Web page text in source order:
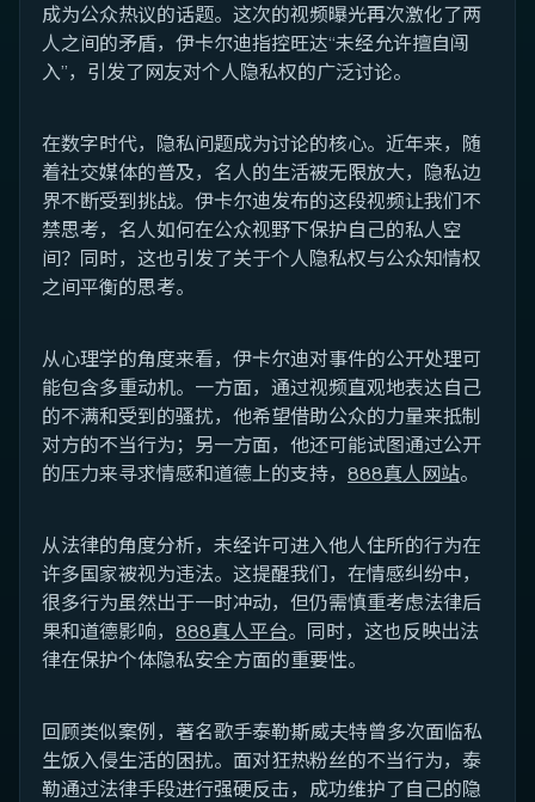
成为公众热议的话题。这次的视频曝光再次激化了两
人之间的矛盾，伊卡尔迪指控旺达“未经允许擅自闯
入”，引发了网友对个人隐私权的广泛讨论。
在数字时代，隐私问题成为讨论的核心。近年来，随
着社交媒体的普及，名人的生活被无限放大，隐私边
界不断受到挑战。伊卡尔迪发布的这段视频让我们不
禁思考，名人如何在公众视野下保护自己的私人空
间？同时，这也引发了关于个人隐私权与公众知情权
之间平衡的思考。
从心理学的角度来看，伊卡尔迪对事件的公开处理可
能包含多重动机。一方面，通过视频直观地表达自己
的不满和受到的骚扰，他希望借助公众的力量来抵制
对方的不当行为；另一方面，他还可能试图通过公开
的压力来寻求情感和道德上的支持， 888真人网站。
从法律的角度分析，未经许可进入他人住所的行为在
许多国家被视为违法。这提醒我们，在情感纠纷中，
很多行为虽然出于一时冲动，但仍需慎重考虑法律后
果和道德影响， 888真人平台。同时，这也反映出法
律在保护个体隐私安全方面的重要性。
回顾类似案例，著名歌手泰勒·斯威夫特曾多次面临私
生饭入侵生活的困扰。面对狂热粉丝的不当行为，泰
勒通过法律手段进行强硬反击，成功维护了自己的隐